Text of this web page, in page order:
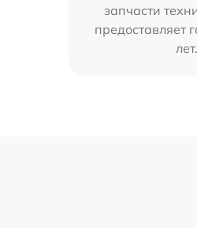
запчасти
предоставляет
лет.